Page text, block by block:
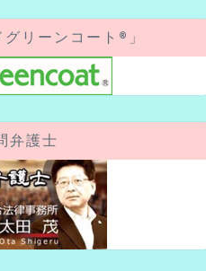
リーンコート®」
弁護士